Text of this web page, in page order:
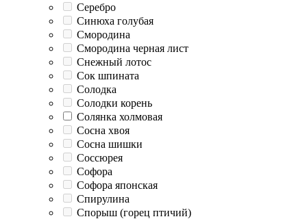
Серебро
Синюха голубая
Смородина
Смородина черная лист
Снежный лотос
Сок шпината
Солодка
Солодки корень
Солянка холмовая
Сосна хвоя
Сосна шишки
Соссюрея
Софора
Софора японская
Спирулина
Спорыш (горец птичий)